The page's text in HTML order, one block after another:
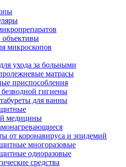
микроскопов
ухода за больными
матрасы
приспособления
безводной гигиены
для ванны
медицины
от коронавируса и эпидемий
многоразовые
одноразовые
средства